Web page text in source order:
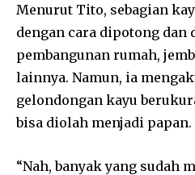
Menurut Tito, sebagian
dengan cara dipotong
pembangunan rumah,
lainnya. Namun, ia
gelondongan kayu
bisa diolah menjadi papan.
“Nah, banyak yang sudah